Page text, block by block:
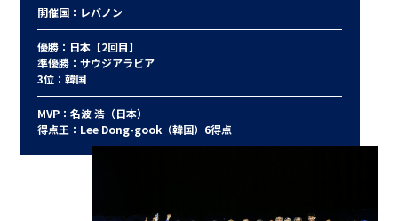
開催国：レバノン
優勝：日本【2回目】
準優勝：サウジアラビア
3位：韓国
MVP：名波 浩（日本）
得点王：Lee Dong-gook（韓国）6得点